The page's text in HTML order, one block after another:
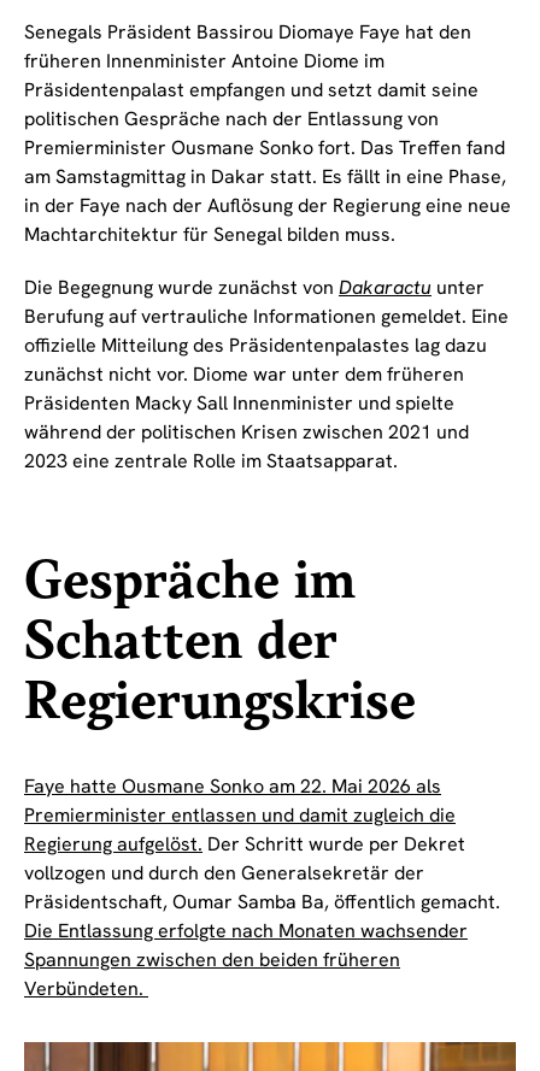
Senegals Präsident Bassirou Diomaye Faye hat den
früheren Innenminister Antoine Diome im
Präsidentenpalast empfangen und setzt damit seine
politischen Gespräche nach der Entlassung von
Premierminister Ousmane Sonko fort. Das Treffen fand
am Samstagmittag in Dakar statt. Es fällt in eine Phase,
in der Faye nach der Auflösung der Regierung eine neue
Machtarchitektur für Senegal bilden muss.
Die Begegnung wurde zunächst von Dakaractu unter
Berufung auf vertrauliche Informationen gemeldet. Eine
offizielle Mitteilung des Präsidentenpalastes lag dazu
zunächst nicht vor. Diome war unter dem früheren
Präsidenten Macky Sall Innenminister und spielte
während der politischen Krisen zwischen 2021 und
2023 eine zentrale Rolle im Staatsapparat.
Gespräche im
Schatten der
Regierungskrise
Faye hatte Ousmane Sonko am 22. Mai 2026 als
Premierminister entlassen und damit zugleich die
Regierung aufgelöst. Der Schritt wurde per Dekret
vollzogen und durch den Generalsekretär der
Präsidentschaft, Oumar Samba Ba, öffentlich gemacht.
Die Entlassung erfolgte nach Monaten wachsender
Spannungen zwischen den beiden früheren
Verbündeten.